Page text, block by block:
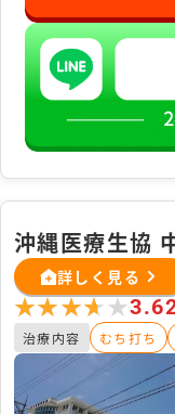
沖縄医療生協
詳しく見る
★★★★★
★★★★★
治療内容 むち打ち